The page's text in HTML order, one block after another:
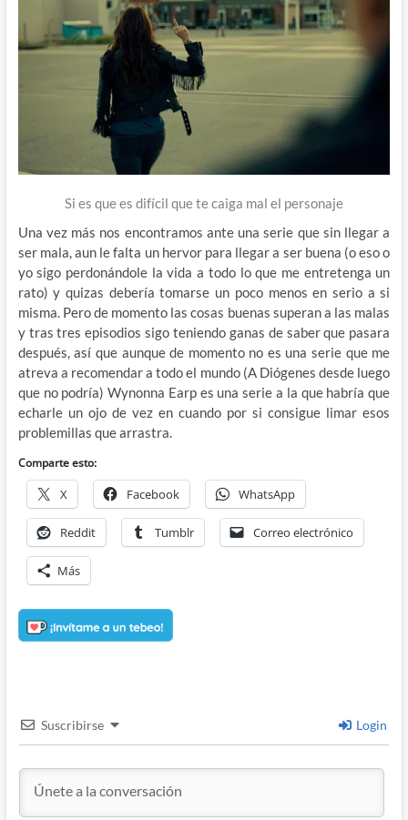
Si es que es difícil que te caiga mal el personaje
Una vez más nos encontramos ante una serie que sin llegar a
ser mala, aun le falta un hervor para llegar a ser buena (o eso o
yo sigo perdonándole la vida a todo lo que me entretenga un
rato) y quizas debería tomarse un poco menos en serio a si
misma. Pero de momento las cosas buenas superan a las malas
y tras tres episodios sigo teniendo ganas de saber que pasara
después, así que aunque de momento no es una serie que me
atreva a recomendar a todo el mundo (A Diógenes desde luego
que no podría) Wynonna Earp es una serie a la que habría que
echarle un ojo de vez en cuando por si consigue limar esos
problemillas que arrastra.
Comparte esto:
X Facebook WhatsApp
Reddit Tumblr Correo electrónico
Más
Suscribirse Login